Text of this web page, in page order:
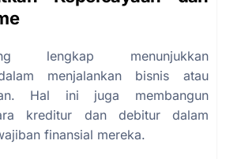
lengkap menunjukkan
menjalankan bisnis atau
Hal ini juga membangun
kreditur dan debitur dalam
finansial mereka.